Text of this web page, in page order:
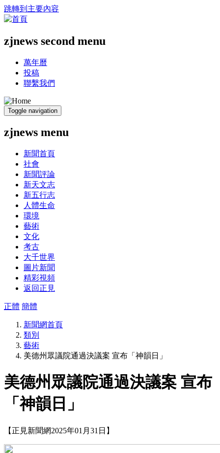
跳轉到主要內容
zjnews second menu
萬年曆
投稿
聯繫我們
Toggle navigation
zjnews menu
新聞首頁
社會
新聞評論
新天文志
新五行志
人體生命
環境
藝術
文化
考古
大千世界
圖片新聞
精彩視頻
返回正見
正體 簡體
新聞網首頁
類別
藝術
美德州眾議院通過決議案 宣布「神韻日」
美德州眾議院通過決議案 宣布
「神韻日」
【正見新聞網2025年01月31日】